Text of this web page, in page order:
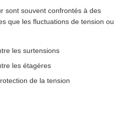
sont souvent confrontés à des
que les fluctuations de tension ou
les surtensions
les étagères
de la tension